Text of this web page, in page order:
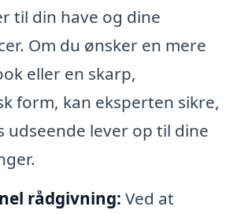
til din have og dine
Om du ønsker en mere
eller en skarp,
form, kan eksperten sikre,
udseende lever op til dine
rådgivning: Ved at